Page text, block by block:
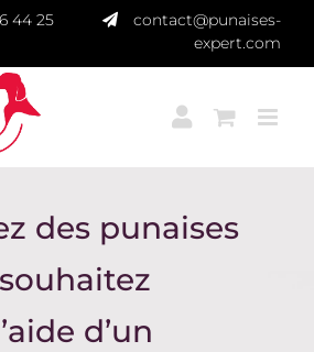
44 25
contact@punaises-
expert.com
des punaises
d’un